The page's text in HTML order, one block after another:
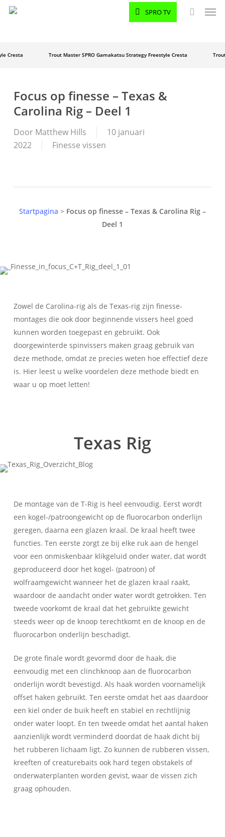
SPRO TV
Cresta Trout Master SPRO Gamakatsu Strategy Freestyle Cresta Trout
Focus op finesse – Texas &
Carolina Rig – Deel 1
Door Matthew Hills
10 januari
2022
Finesse vissen
Startpagina > Focus op finesse – Texas & Carolina Rig –
Deel 1
Zowel de Carolina-rig als de Texas-rig zijn finesse-
montages die ook door beginnende vissers heel goed
kunnen worden toegepast en gebruikt. Ook
doorgewinterde spinvissers maken graag gebruik van
deze methode, omdat ze precies weten hoe effectief deze
is. Hier leest u welke voordelen deze methode biedt en
waar u op moet letten!
Texas Rig
De montage van de T-Rig is heel eenvoudig. Eerst wordt
een kogel-/patroongewicht op de fluorocarbon onderlijn
geregen, daarna een glazen kraal. De kraal heeft twee
functies. Ten eerste zorgt ze bij elke ruk aan de hengel
voor een onmiskenbaar klikgeluid onder water, dat wordt
geproduceerd door het kogel- (patroon) of
wolfraamgewicht wanneer het de glazen kraal raakt,
waardoor de aandacht onder water wordt getrokken. Ten
tweede voorkomt de kraal dat het gebruikte gewicht
steeds weer op de knoop terechtkomt en de knoop en de
fluorocarbon onderlijn beschadigt.
De grote finale wordt gevormd door de haak, die
eenvoudig met een clinchknoop aan de fluorocarbon
onderlijn wordt bevestigd. Als haak worden voornamelijk
offset haken gebruikt. Ten eerste omdat het aas daardoor
een kiel onder de buik heeft en stabiel en rechtlijnig
onder water loopt. En ten tweede omdat het aantal haken
aanzienlijk wordt verminderd doordat de haak dicht bij
het rubberen lichaam ligt. Zo kunnen de rubberen vissen,
kreeften of creaturebaits ook hard tegen obstakels of
onderwaterplanten worden gevist, waar de vissen zich
graag ophouden.